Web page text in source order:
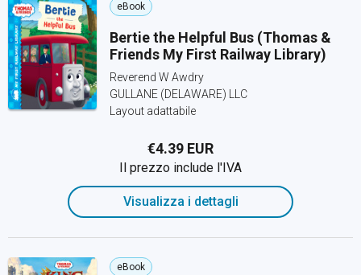
eBook
Bertie the Helpful Bus (Thomas &
Friends My First Railway Library)
Reverend W Awdry
GULLANE (DELAWARE) LLC
Layout adattabile
€4.39 EUR
Il prezzo include l'IVA
Visualizza i dettagli
eBook